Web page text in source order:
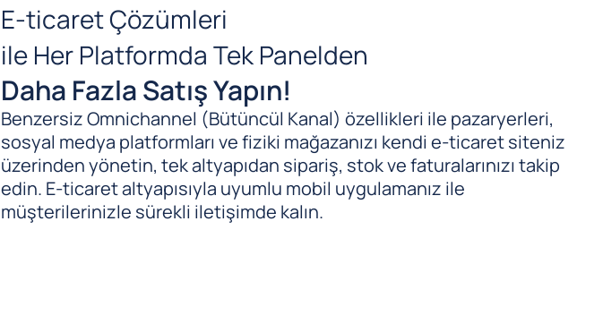
E-ticaret Çözümleri
ile Her Platformda Tek Panelden
Daha Fazla Satış Yapın!
Benzersiz Omnichannel (Bütüncül Kanal) özellikleri ile pazaryerleri,
sosyal medya platformları ve fiziki mağazanızı kendi e-ticaret siteniz
üzerinden yönetin, tek altyapıdan sipariş, stok ve faturalarınızı takip
edin. E-ticaret altyapısıyla uyumlu mobil uygulamanız ile
müşterilerinizle sürekli iletişimde kalın.